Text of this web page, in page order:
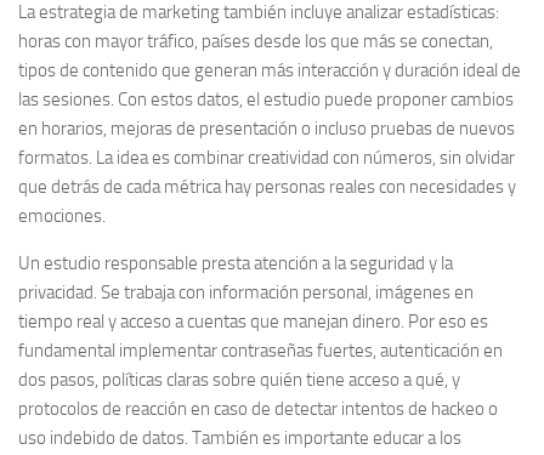
La estrategia de marketing también incluye analizar estadísticas:
horas con mayor tráfico, países desde los que más se conectan,
tipos de contenido que generan más interacción y duración ideal de
las sesiones. Con estos datos, el estudio puede proponer cambios
en horarios, mejoras de presentación o incluso pruebas de nuevos
formatos. La idea es combinar creatividad con números, sin olvidar
que detrás de cada métrica hay personas reales con necesidades y
emociones.
Un estudio responsable presta atención a la seguridad y la
privacidad. Se trabaja con información personal, imágenes en
tiempo real y acceso a cuentas que manejan dinero. Por eso es
fundamental implementar contraseñas fuertes, autenticación en
dos pasos, políticas claras sobre quién tiene acceso a qué, y
protocolos de reacción en caso de detectar intentos de hackeo o
uso indebido de datos. También es importante educar a los